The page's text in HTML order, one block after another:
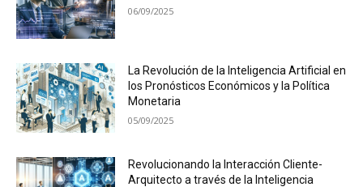
06/09/2025
La Revolución de la Inteligencia Artificial en
los Pronósticos Económicos y la Política
Monetaria
05/09/2025
Revolucionando la Interacción Cliente-
Arquitecto a través de la Inteligencia